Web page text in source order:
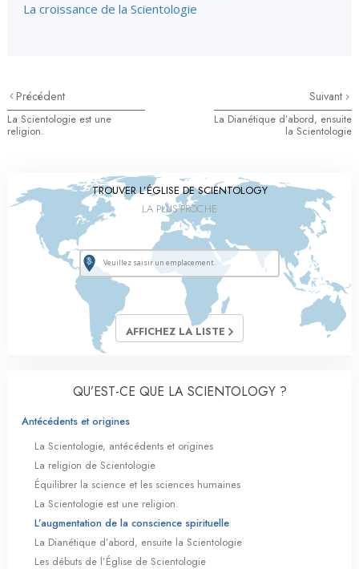
La croissance de la Scientologie
Précédent
La Scientologie est une
religion.
Suivant
La Dianétique d’abord, ensuite
la Scientologie
TROUVER L’ÉGLISE DE SCIENTOLOGY
LA PLUS PROCHE
AFFICHEZ LA LISTE
QU’EST-CE QUE LA SCIENTOLOGY ?
Antécédents et origines
La Scientologie, antécédents et origines
La religion de Scientologie
Équilibrer la science et les sciences humaines
La Scientologie est une religion.
L’augmentation de la conscience spirituelle
La Dianétique d’abord, ensuite la Scientologie
Les débuts de l’Église de Scientologie